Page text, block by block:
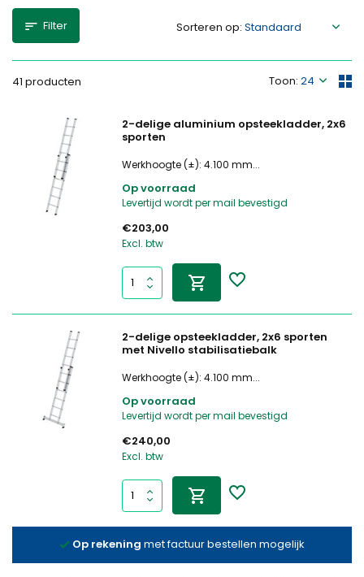
Filter
41 producten Toon:
Sorteren op:
2-delige aluminium opsteekladder, 2x6
sporten
Werkhoogte (±): 4.100 mm...
Op voorraad
Levertijd wordt per mail bevestigd
€203,00
Excl. btw
2-delige opsteekladder, 2x6 sporten
met Nivello stabilisatiebalk
Werkhoogte (±): 4.100 mm...
Op voorraad
Levertijd wordt per mail bevestigd
€240,00
Excl. btw
Op rekening met factuur bestellen mogelijk